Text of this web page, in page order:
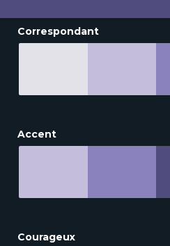
Correspondant
Accent
Courageux